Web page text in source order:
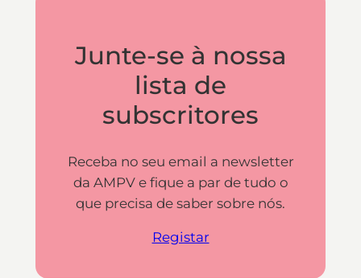
Junte-se à nossa
lista de
subscritores
Receba no seu email a newsletter
da AMPV e fique a par de tudo o
que precisa de saber sobre nós.
Registar